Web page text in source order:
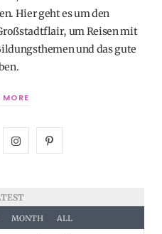
Hier geht es um den
um Reisen mit
und das gute
MORE
I
s
t
P
MONTH ALL